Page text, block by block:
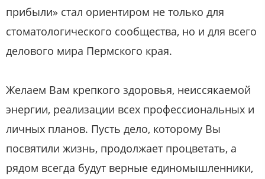
прибыли» стал ориентиром не только для
стоматологического сообщества, но и для всего
делового мира Пермского края.
Желаем Вам крепкого здоровья, неиссякаемой
энергии, реализации всех профессиональных и
личных планов. Пусть дело, которому Вы
посвятили жизнь, продолжает процветать, а
рядом всегда будут верные единомышленники,